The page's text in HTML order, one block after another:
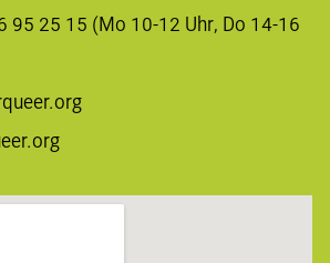
95 25 15 (Mo 10-12 Uhr, Do 14-16